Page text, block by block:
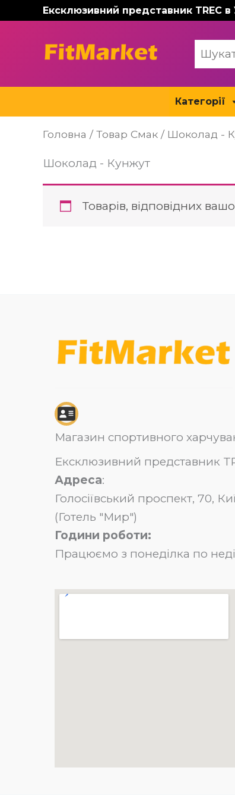
ПерейтиЕксклюзивний представник TREC в
Категорії
Головна / Товар Смак / Шоколад -
Шоколад - Кунжут
Товарів, відповідних
Магазин спортивного
Ексклюзивний представник
Адреса:
Голосіївський проспект, 70,
(Готель "Мир")
Години роботи:
Працюємо з понеділка по